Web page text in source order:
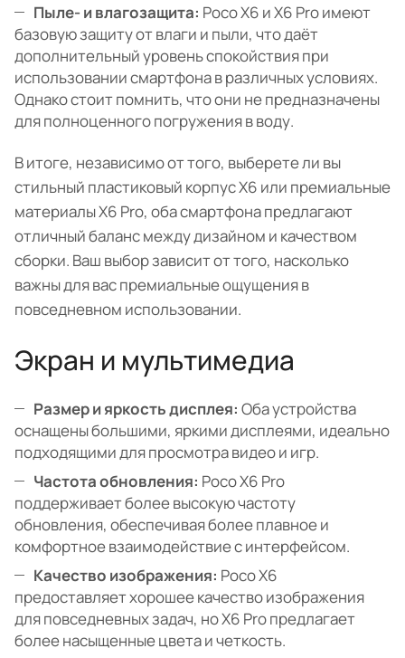
Пыле- и влагозащита: Poco X6 и X6 Pro имеют
базовую защиту от влаги и пыли, что даёт
дополнительный уровень спокойствия при
использовании смартфона в различных условиях.
Однако стоит помнить, что они не предназначены
для полноценного погружения в воду.
В итоге, независимо от того, выберете ли вы
стильный пластиковый корпус X6 или премиальные
материалы X6 Pro, оба смартфона предлагают
отличный баланс между дизайном и качеством
сборки. Ваш выбор зависит от того, насколько
важны для вас премиальные ощущения в
повседневном использовании.
Экран и мультимедиа
Размер и яркость дисплея: Оба устройства
оснащены большими, яркими дисплеями, идеально
подходящими для просмотра видео и игр.
Частота обновления: Poco X6 Pro
поддерживает более высокую частоту
обновления, обеспечивая более плавное и
комфортное взаимодействие с интерфейсом.
Качество изображения: Poco X6
предоставляет хорошее качество изображения
для повседневных задач, но X6 Pro предлагает
более насыщенные цвета и четкость.